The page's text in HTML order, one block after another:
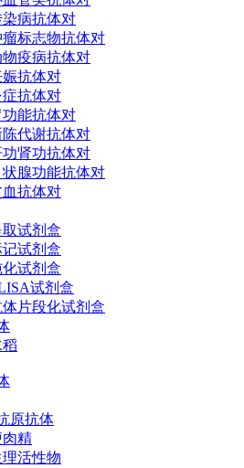
染病抗体对
瘤标志物抗体对
物疫病抗体对
娠抗体对
症抗体对
功能抗体对
陈代谢抗体对
功肾功抗体对
状腺功能抗体对
血抗体对
取试剂盒
记试剂盒
化试剂盒
试剂盒
体片段化试剂盒
稻
原抗体
肉精
理活性物